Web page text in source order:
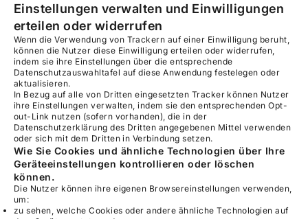
Einstellungen verwalten und Einwilligungen
erteilen oder widerrufen
Wenn die Verwendung von Trackern auf einer Einwilligung beruht,
können die Nutzer diese Einwilligung erteilen oder widerrufen,
indem sie ihre Einstellungen über die entsprechende
Datenschutzauswahltafel auf diese Anwendung festelegen oder
aktualisieren.
In Bezug auf alle von Dritten eingesetzten Tracker können Nutzer
ihre Einstellungen verwalten, indem sie den entsprechenden Opt-
out-Link nutzen (sofern vorhanden), die in der
Datenschutzerklärung des Dritten angegebenen Mittel verwenden
oder sich mit dem Dritten in Verbindung setzen.
Wie Sie Cookies und ähnliche Technologien über Ihre
Geräteeinstellungen kontrollieren oder löschen
können.
Die Nutzer können ihre eigenen Browsereinstellungen verwenden,
um:
zu sehen, welche Cookies oder andere ähnliche Technologien auf